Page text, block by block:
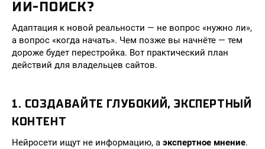
ИИ-ПОИСК?
Адаптация к новой реальности — не вопрос «нужно ли»,
а вопрос «когда начать». Чем позже вы начнёте — тем
дороже будет перестройка. Вот практический план
действий для владельцев сайтов.
1. СОЗДАВАЙТЕ ГЛУБОКИЙ, ЭКСПЕРТНЫЙ
КОНТЕНТ
Нейросети ищут не информацию, а экспертное мнение.